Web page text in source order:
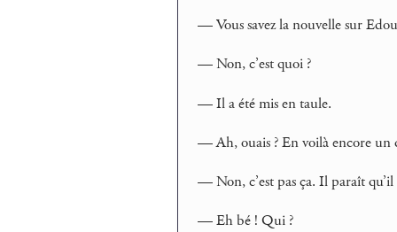
— Vous savez la nouvelle sur
— Non, c’est quoi ?
— Il a été mis en taule.
— Ah, ouais ? En voilà encore
— Non, c’est pas ça. Il paraît qu’il
— Eh bé ! Qui ?